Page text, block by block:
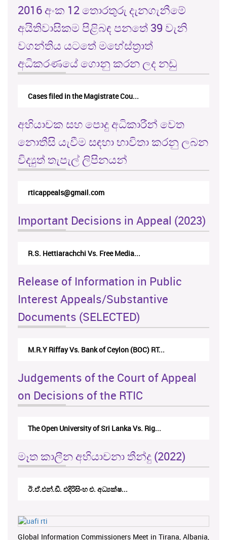
2016 අංක 12 තොරතුරු දැනගැනීමේ
අයිතිවාසිකම පිළිබඳ පනතේ 39 වැනි
වගන්තිය යටතේ මහේස්ත්‍රාත්
අධිකරණයේ ගොනු කරන ලද නඩු
Cases filed in the Magistrate Cou...
අභියාචක සහ පොදු අධිකාරීන් වෙත
නොතීසි යැවීම සඳහා භාවිතා කරනු ලබන
විද්‍යුත් තැපැල් ලිපිනයන්
rticappeals@gmail.com
Important Decisions in Appeal (2023)
R.S. Hettiarachchi Vs. Free Media...
Release of Information in Public
Interest Appeals/Substantive
Documents (SELECTED)
M.R.Y Riffay Vs. Bank of Ceylon (BOC) RT...
Judgements of the Court of Appeal
on Decisions of the RTIC
The Open University of Sri Lanka Vs. Rig...
මෑත කාලීන අභියාචනා තීන්දු (2022)
ඊ.ඒ.එන්.ඩී. එදිරිසිංහ එ. අධ්‍යක්ෂ...
Global Information Commissioners Meet in Tirana, Albania,